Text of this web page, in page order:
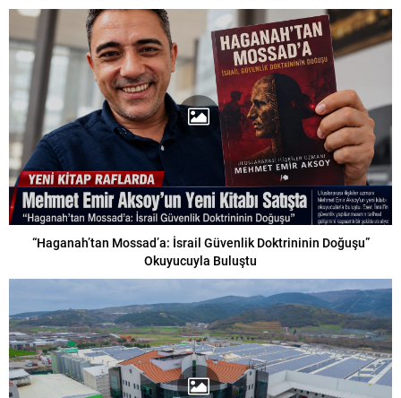
“Haganah’tan Mossad’a: İsrail Güvenlik Doktrininin Doğuşu”
Okuyucuyla Buluştu